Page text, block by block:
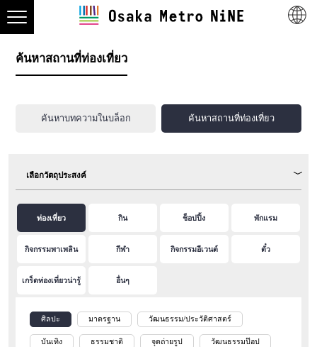
ค้นหาสถานที่ท่องเที่ยว
ค้นหาบทความในบล็อก ค้นหาสถานที่ท่องเที่ยว
เลือกวัตถุประสงค์
ท่องเที่ยว กิน ช็อปปิ้ง พักแรม
กิจกรรมพาเพลิน กีฬา กิจกรรมอีเวนต์ ตั๋ว
เกร็ดท่องเที่ยวน่ารู้ อื่นๆ
ศิลปะ มาตรฐาน วัฒนธรรม/ประวัติศาสตร์
บันเทิง ธรรมชาติ จุดถ่ายรูป วัฒนธรรมป๊อป